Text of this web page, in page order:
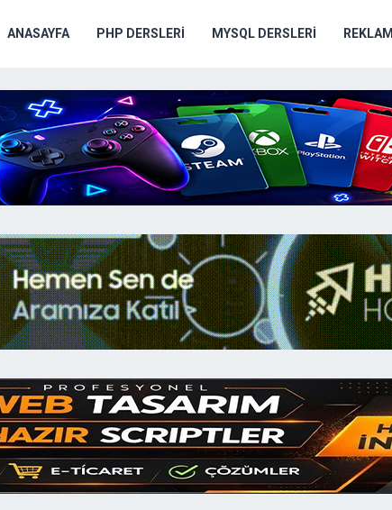
ANASAYFA PHP DERSLERI MYSQL DERSLERI REKLAM